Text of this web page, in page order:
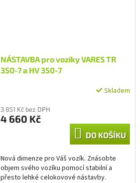
NÁSTAVBA pro vozíky VARES TR
350-7 a HV 350-7
Skladem
3 851 Kč bez DPH
4 660 Kč
DO KOŠÍKU
Nová dimenze pro Váš vozík. Znásobte
objem svého vozíku pomocí stabilní a
přesto lehké celokovové nástavby.